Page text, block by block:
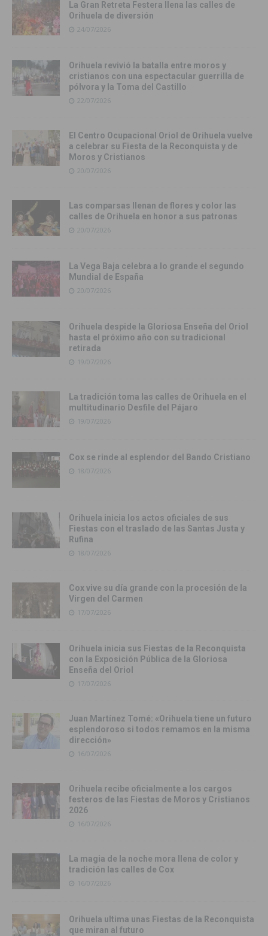
La Gran Retreta Festera llena las calles de
Orihuela de diversión
24/07/2026
Orihuela revivió la batalla entre moros y
cristianos con una espectacular guerrilla de
pólvora y la Toma del Castillo
22/07/2026
El Centro Ocupacional Oriol de Orihuela vuelve
a celebrar su Fiesta de la Reconquista y de
Moros y Cristianos
20/07/2026
Las comparsas llenan de flores y color las
calles de Orihuela en honor a sus patronas
20/07/2026
La Vega Baja celebra a lo grande el segundo
Mundial de España
20/07/2026
Orihuela despide la Gloriosa Enseña del Oriol
hasta el próximo año con su tradicional
retirada
19/07/2026
La tradición toma las calles de Orihuela en el
multitudinario Desfile del Pájaro
19/07/2026
Cox se rinde al esplendor del Bando Cristiano
18/07/2026
Orihuela inicia los actos oficiales de sus
Fiestas con el traslado de las Santas Justa y
Rufina
18/07/2026
Cox vive su día grande con la procesión de la
Virgen del Carmen
17/07/2026
Orihuela inicia sus Fiestas de la Reconquista
con la Exposición Pública de la Gloriosa
Enseña del Oriol
17/07/2026
Juan Martínez Tomé: «Orihuela tiene un futuro
esplendoroso si todos remamos en la misma
dirección»
16/07/2026
Orihuela recibe oficialmente a los cargos
festeros de las Fiestas de Moros y Cristianos
2026
16/07/2026
La magia de la noche mora llena de color y
tradición las calles de Cox
16/07/2026
Orihuela ultima unas Fiestas de la Reconquista
que miran al futuro